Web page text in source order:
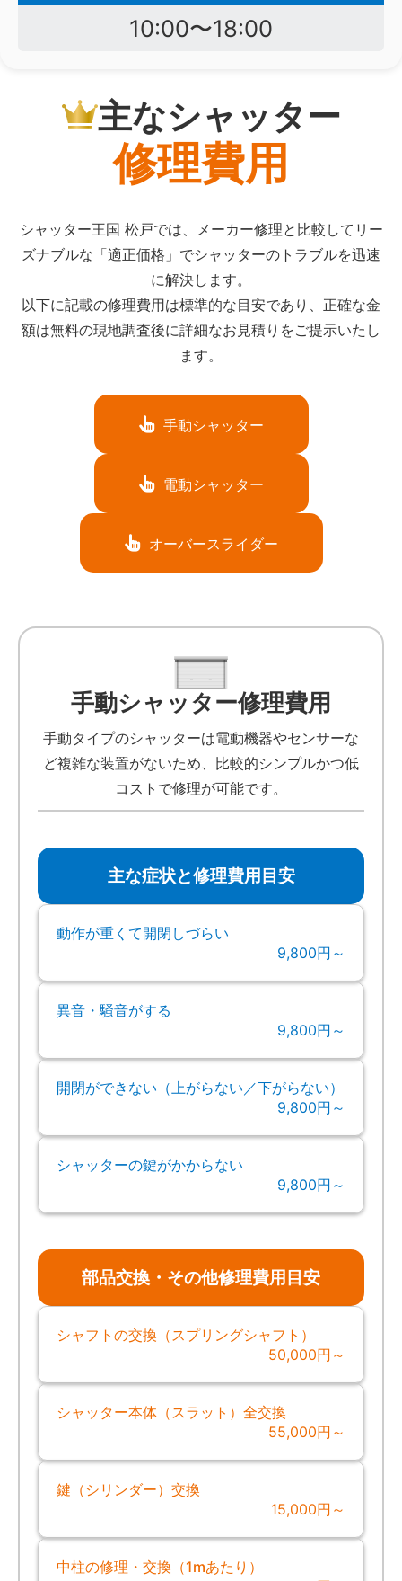
10:00〜18:00
主なシャッター
修理費用
シャッター王国 松戸では、メーカー修理と比較してリー
ズナブルな「適正価格」でシャッターのトラブルを迅速
に解決します。
以下に記載の修理費用は標準的な目安であり、正確な金
額は無料の現地調査後に詳細なお見積りをご提示いたし
ます。
手動シャッター
電動シャッター
オーバースライダー
手動シャッター修理費用
手動タイプのシャッターは電動機器やセンサーな
ど複雑な装置がないため、比較的シンプルかつ低
コストで修理が可能です。
主な症状と修理費用目安
動作が重くて開閉しづらい
9,800円～
異音・騒音がする
9,800円～
開閉ができない（上がらない／下がらない）
9,800円～
シャッターの鍵がかからない
9,800円～
部品交換・その他修理費用目安
シャフトの交換（スプリングシャフト）
50,000円～
シャッター本体（スラット）全交換
55,000円～
鍵（シリンダー）交換
15,000円～
中柱の修理・交換（1mあたり）